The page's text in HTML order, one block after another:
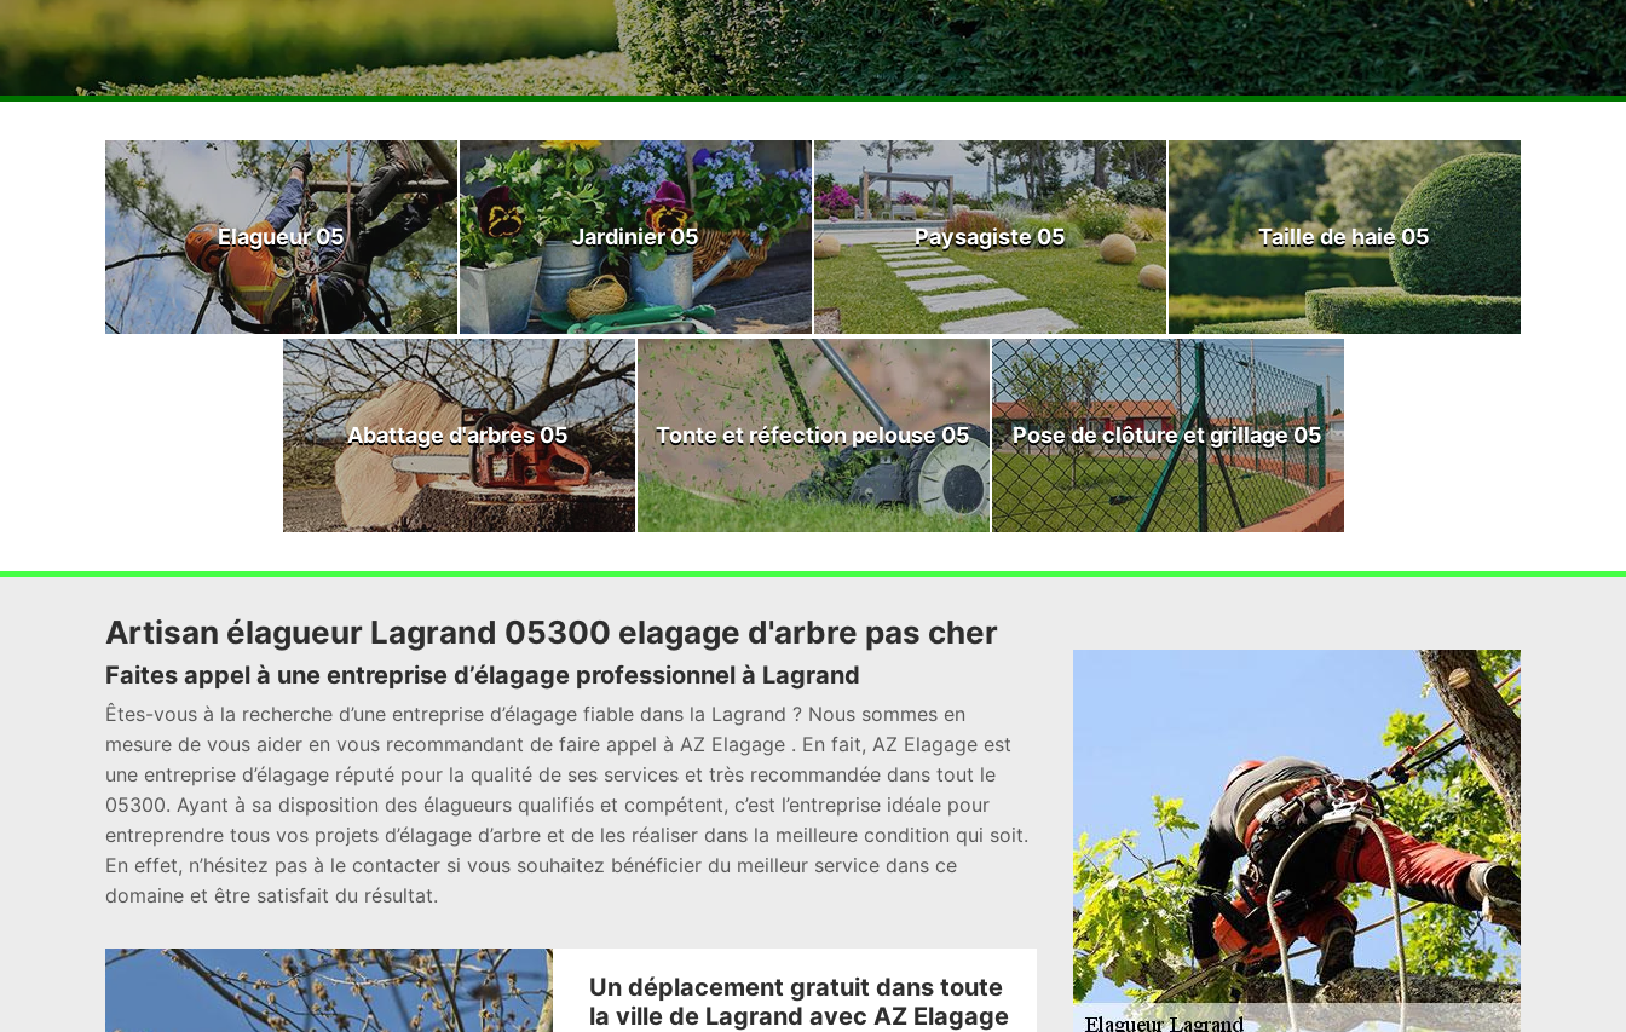
Elagueur 05 Jardinier 05 Paysagiste 05 Taille de haie 05
Abattage d'arbres 05 Tonte et réfection pelouse 05 Pose de clôture et grillage 05
Artisan élagueur Lagrand 05300 elagage d'arbre pas cher
Faites appel à une entreprise d’élagage professionnel à Lagrand
Êtes-vous à la recherche d’une entreprise d’élagage fiable dans la Lagrand ? Nous sommes en
mesure de vous aider en vous recommandant de faire appel à AZ Elagage . En fait, AZ Elagage est
une entreprise d’élagage réputé pour la qualité de ses services et très recommandée dans tout le
05300. Ayant à sa disposition des élagueurs qualifiés et compétent, c’est l’entreprise idéale pour
entreprendre tous vos projets d’élagage d’arbre et de les réaliser dans la meilleure condition qui soit.
En effet, n’hésitez pas à le contacter si vous souhaitez bénéficier du meilleur service dans ce
domaine et être satisfait du résultat.
Un déplacement gratuit dans toute
la ville de Lagrand avec AZ Elagage